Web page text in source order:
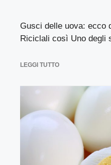
Gusci delle uova: ecco
Riciclali così Uno degli
LEGGI TUTTO